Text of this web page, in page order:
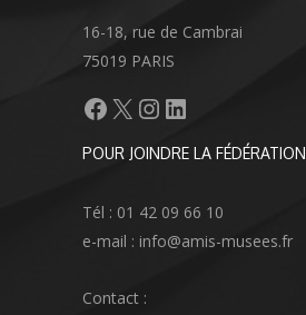
16-18, rue de Cambrai
75019 PARIS
Facebook
X Instagram
LinkedIn
POUR JOINDRE LA FÉDÉRATION
Tél : 01 42 09 66 10
e-mail : info@amis-musees.fr
Contact :